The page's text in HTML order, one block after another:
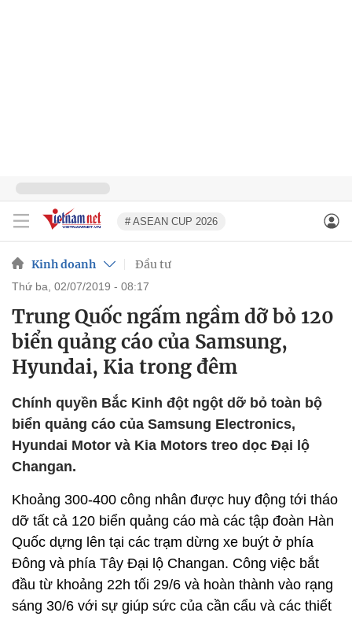
# ASEAN CUP 2026
Kinh doanh Đầu tư
thứ ba, 02/07/2019 - 08:17
Trung Quốc ngấm ngầm dỡ bỏ 120
biển quảng cáo của Samsung,
Hyundai, Kia trong đêm
Chính quyền Bắc Kinh đột ngột dỡ bỏ toàn bộ
biển quảng cáo của Samsung Electronics,
Hyundai Motor và Kia Motors treo dọc Đại lộ
Changan.
Khoảng 300-400 công nhân được huy động tới tháo
dỡ tất cả 120 biển quảng cáo mà các tập đoàn Hàn
Quốc dựng lên tại các trạm dừng xe buýt ở phía
Đông và phía Tây Đại lộ Changan. Công việc bắt
đầu từ khoảng 22h tối 29/6 và hoàn thành vào rạng
sáng 30/6 với sự giúp sức của cần cẩu và các thiết